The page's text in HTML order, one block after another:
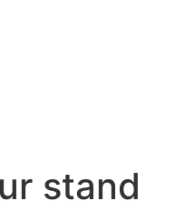
stand